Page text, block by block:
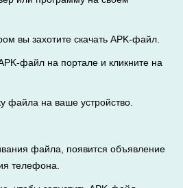
вы захотите скачать APK-файл.
файл на портале и кликните на
файла на ваше устройство.
файла, появится объявление
телефона.